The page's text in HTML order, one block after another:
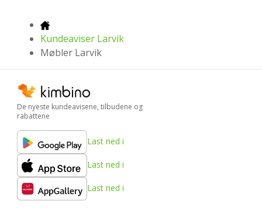
Kundeaviser Larvik
Møbler Larvik
De nyeste kundeavisene, tilbudene og
rabattene
Last ned i
Last ned i
Last ned i